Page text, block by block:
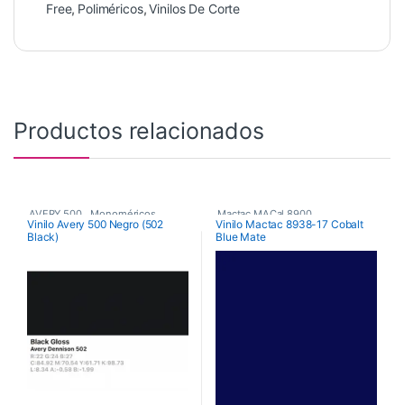
Free, Poliméricos,Vinilos De Corte
Productos relacionados
AVERY 500 Monoméricos
Vinilos De Corte
Vinilo Avery 500 Negro (502
Black)
Mactac MACal 8900
Monoméricos
Vinilo Mactac 8938-17 Cobalt
Blue Mate